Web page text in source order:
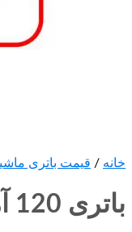
خانه / قیمت باتری
باتری 120 آمپر صبا واریان